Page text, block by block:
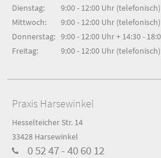
Dienstag:
9:00 - 12:00 Uhr
Mittwoch:
9:00 - 12:00 Uhr (telefonisch)
Donnerstag: 9:00 - 12:00 Uhr + 14:30 -
Freitag:
9:00 - 12:00 Uhr (telefonisch)
Praxis Harsewinkel
Hesselteicher Str. 14
33428 Harsewinkel
0 52 47 - 40 60 12